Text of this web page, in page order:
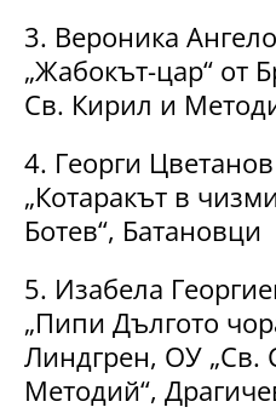
3. Вероника
„Жабокът-цар“ от
Св. Кирил и
4. Георги
„Котаракът в
Ботев“, Батановци
5. Изабела
„Пипи Дългото
Линдгрен, ОУ „Св.
Методий“,